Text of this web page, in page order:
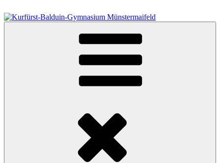
Inhalt
springen
Kurfürst-Balduin-Gymnasium Münstermaifeld